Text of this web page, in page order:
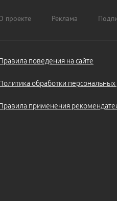
проекте Реклама
поведения на сайте
обработки
применения